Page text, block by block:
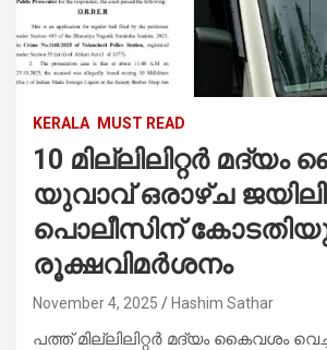
KERALA MUST READ
10 മില്ലിലിറ്റർ
യുവാവ് ഒരാഴ്ച
പൊലീസിന്
രൂക്ഷവിമർശനം
November 4, 2025 Hashim Sathar
പത്ത് മില്ലിലിറ്റർ മദ്യം കൈവശം